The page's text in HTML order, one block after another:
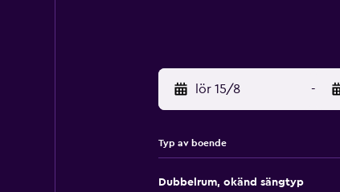
lör 15/8 -
Typ av boende
Dubbelrum, okänd sängtyp